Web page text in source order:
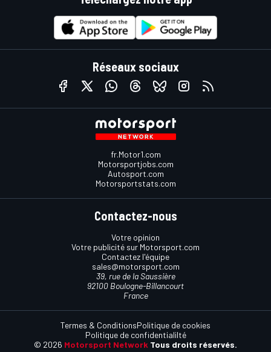
Réseaux sociaux
fr.Motor1.com
Motorsportjobs.com
Autosport.com
Motorsportstats.com
Contactez-nous
Votre opinion
Votre publicité sur Motorsport.com
Contactez l'équipe
sales@motorsport.com
39, rue de la Saussière
92100 Boulogne-Billancourt
France
© 2026 Motorsport Network Tous droits réservés.
Termes & ConditionsPolitique de cookies
Politique de confidentialilté